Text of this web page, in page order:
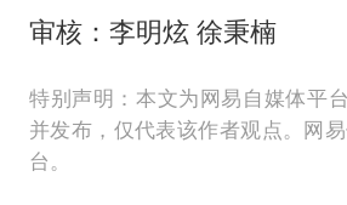
审核：李明炫 徐秉楠
特别声明：本文为网易自媒体平
并发布，仅代表该作者观点。网
台。